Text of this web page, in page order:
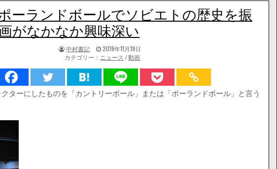
ポーランドボールでソビエトの歴史を振
がなかなか興味深い
著
者:
中村書記
掲
載
日：
2019年11月19日
カテゴリー： ニュース /動画
ターにしたものを「カントリーボール」または「ポーランドボール」と言う